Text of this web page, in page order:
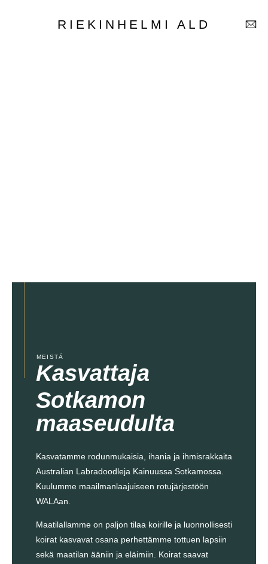
RIEKINHELMI ALD
MEISTÄ
Kasvattaja
Sotkamon
maaseudulta
Kasvatamme rodunmukaisia, ihania ja ihmisrakkaita
Australian Labradoodleja Kainuussa Sotkamossa.
Kuulumme maailmanlaajuiseen rotujärjestöön
WALAan.
Maatilallamme on paljon tilaa koirille ja luonnollisesti
koirat kasvavat osana perhettämme tottuen lapsiin
sekä maatilan ääniin ja eläimiin. Koirat saavat